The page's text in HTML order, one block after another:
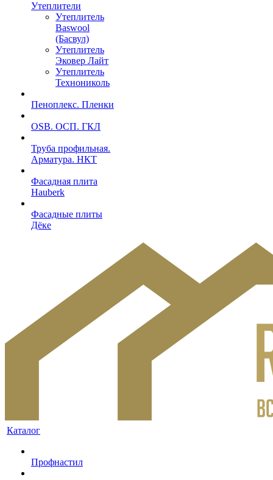
Утеплители
Утеплитель
Baswool
(Басвул)
Утеплитель
Эковер Лайт
Утеплитель
Технониколь
Пеноплекс. Пленки
OSB. ОСП. ГКЛ
Труба профильная.
Арматура. НКТ
Фасадная плита
Hauberk
Фасадные плиты
Дёке
Каталог
Профнастил